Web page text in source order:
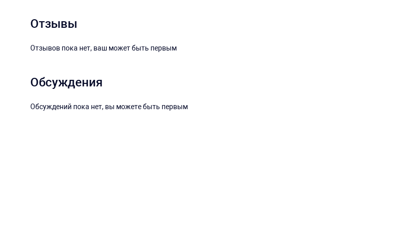
Отзывы
Отзывов пока нет, ваш может быть первым
Обсуждения
Обсуждений пока нет, вы можете быть первым